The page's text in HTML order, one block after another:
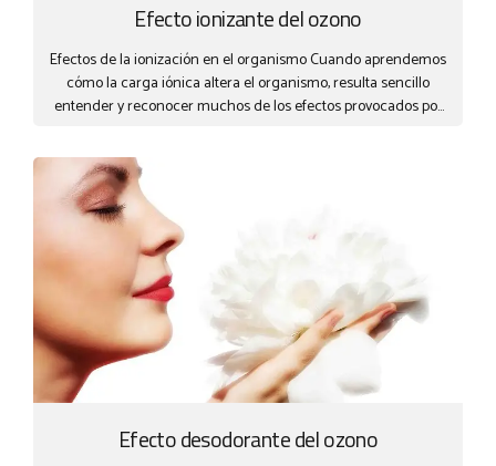
Efecto ionizante del ozono
Efectos de la ionización en el organismo Cuando aprendemos
cómo la carga iónica altera el organismo, resulta sencillo
entender y reconocer muchos de los efectos provocados por
de la tráquea y los bronquios tienen unos pequeños cilios o
filamentos que vibran continuamente para limpiar el aire que
respiramos y para filtrar los gérmenes microscópicos que
viajan en él. Cuando la atmósfera está cargada con iones
negativos, los cilios mantienen su actividad vibratoria,
eliminando de este modo las sustancias nocivas como son el
polvo, el polen, el humo, etc. Sin...
Efecto desodorante del ozono